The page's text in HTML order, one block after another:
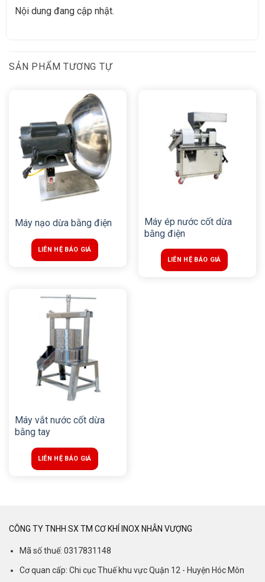
Nội dung đang cập nhật.
SẢN PHẨM TƯƠNG TỰ
Máy nạo dừa bằng điện
LIÊN HỆ BÁO GIÁ
Máy ép nước cốt dừa
bằng điện
LIÊN HỆ BÁO GIÁ
Máy vắt nước cốt dừa
bằng tay
LIÊN HỆ BÁO GIÁ
CÔNG TY TNHH SX TM CƠ KHÍ INOX NHẪN VƯỢNG
Mã số thuế: 0317831148
Cơ quan cấp: Chi cục Thuế khu vực Quận 12 - Huyện Hóc Môn